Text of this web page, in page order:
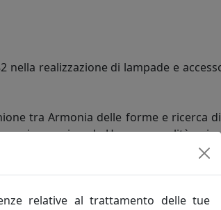
nella realizzazione di lampade e
tra Armonia delle forme e ricerca
acquisendo Una personalità
soluzione in fatto di
in fatto di forme, misure, decori e
insegnamenti acquisiti vuole farsi
relative al trattamento delle tue